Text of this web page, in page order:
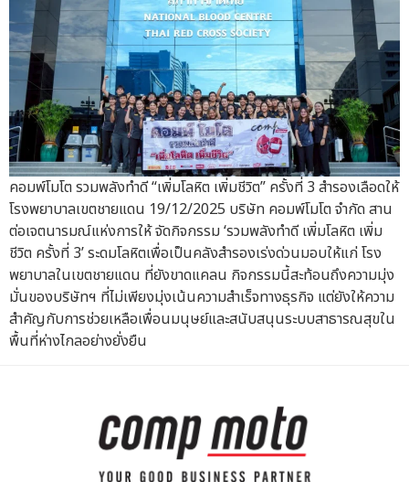
คอมพ์โมโต รวมพลังทำดี “เพิ่มโลหิต เพิ่มชีวิต” ครั้งที่ 3 สำรองเลือดให้
โรงพยาบาลเขตชายแดน 19/12/2025 บริษัท คอมพ์โมโต จำกัด สาน
ต่อเจตนารมณ์แห่งการให้ จัดกิจกรรม ‘รวมพลังทำดี เพิ่มโลหิต เพิ่ม
ชีวิต ครั้งที่ 3’ ระดมโลหิตเพื่อเป็นคลังสำรองเร่งด่วนมอบให้แก่ โรง
พยาบาลในเขตชายแดน ที่ยังขาดแคลน กิจกรรมนี้สะท้อนถึงความมุ่ง
มั่นของบริษัทฯ ที่ไม่เพียงมุ่งเน้นความสำเร็จทางธุรกิจ แต่ยังให้ความ
สำคัญกับการช่วยเหลือเพื่อนมนุษย์และสนับสนุนระบบสาธารณสุขใน
พื้นที่ห่างไกลอย่างยั่งยืน